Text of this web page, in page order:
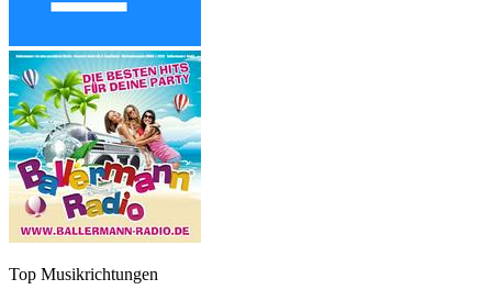
Top Musikrichtungen